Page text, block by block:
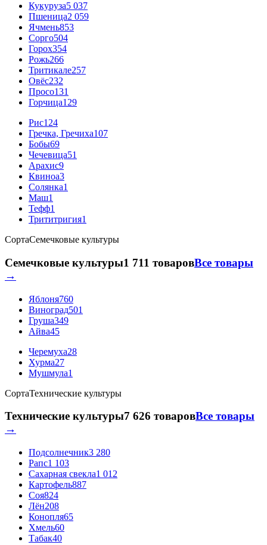
Кукуруза5 037
Пшеница2 059
Ячмень853
Сорго504
Горох354
Рожь266
Тритикале257
Овёс232
Просо131
Горчица129
Рис124
Гречка, Гречиха107
Бобы69
Чечевица51
Арахис9
Квиноа3
Солянка1
Маш1
Тефф1
Трититригия1
СортаСемечковые культуры
Семечковые культуры1 711 товаровВсе товары
→
Яблоня760
Виноград501
Груша349
Айва45
Черемуха28
Хурма27
Мушмула1
СортаТехнические культуры
Технические культуры7 626 товаровВсе товары
→
Подсолнечник3 280
Рапс1 103
Сахарная свекла1 012
Картофель887
Соя824
Лён208
Конопля65
Хмель60
Табак40